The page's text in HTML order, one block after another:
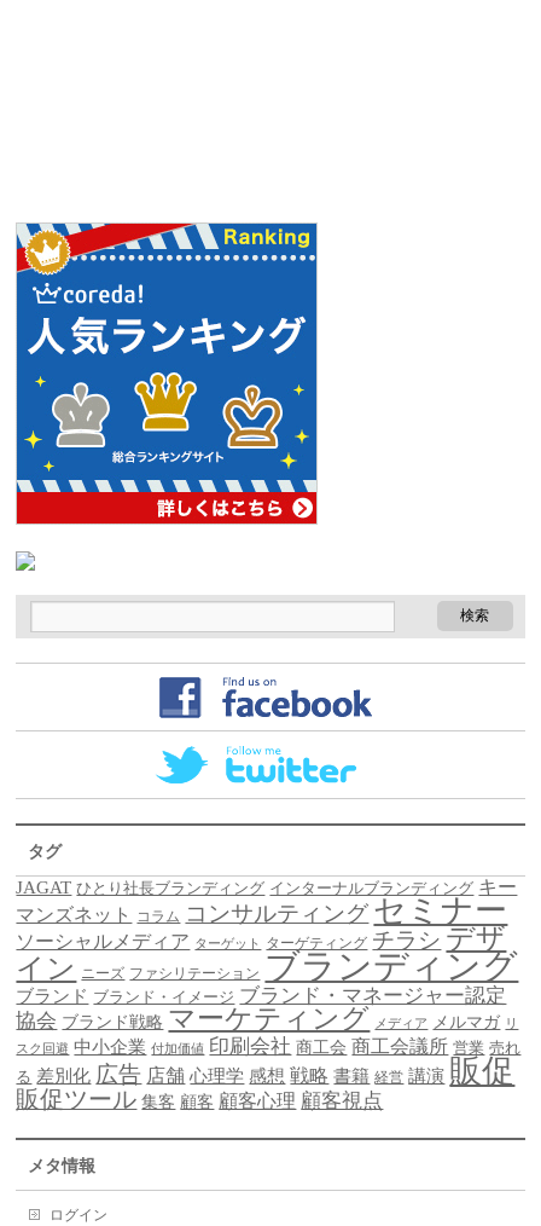
タグ
JAGAT ひとり社長ブランディング インターナルブランディング キー
マンズネット
コラム コンサルティング セミナー
ソーシャルメディア ターゲット ターゲティング チラシ デザ
イン ニーズ ファシリテーション ブランディング
ブランド ブランド・イメージ ブランド・マネージャー認定
協会 ブランド戦略 マーケティング メディア メルマガ リ
スク回避 中小企業 付加価値 印刷会社 商工会 商工会議所 営業 売れ
る 差別化 広告 店舗 心理学 感想 戦略 書籍 経営 講演 販促
販促ツール 集客 顧客 顧客心理 顧客視点
メタ情報
ログイン